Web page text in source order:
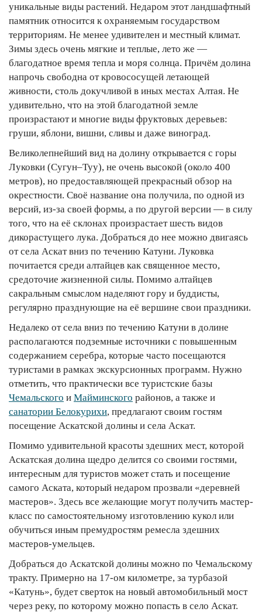
уникальные виды растений. Недаром этот ландшафтный
памятник относится к охраняемым государством
территориям. Не менее удивителен и местный климат.
Зимы здесь очень мягкие и теплые, лето же —
благодатное время тепла и моря солнца. Причём долина
напрочь свободна от кровососущей летающей
живности, столь докучливой в иных местах Алтая. Не
удивительно, что на этой благодатной земле
произрастают и многие виды фруктовых деревьев:
груши, яблони, вишни, сливы и даже виноград.
Великолепнейший вид на долину открывается с горы
Луковки (Сугун–Туу), не очень высокой (около 400
метров), но предоставляющей прекрасный обзор на
окрестности. Своё название она получила, по одной из
версий, из-за своей формы, а по другой версии — в силу
того, что на её склонах произрастает шесть видов
дикорастущего лука. Добраться до нее можно двигаясь
от села Аскат вниз по течению Катуни. Луковка
почитается среди алтайцев как священное место,
средоточие жизненной силы. Помимо алтайцев
сакральным смыслом наделяют гору и буддисты,
регулярно празднующие на её вершине свои праздники.
Недалеко от села вниз по течению Катуни в долине
располагаются подземные источники с повышенным
содержанием серебра, которые часто посещаются
туристами в рамках экскурсионных программ. Нужно
отметить, что практически все туристские базы
Чемальского и Майминского районов, а также и
санатории Белокурихи, предлагают своим гостям
посещение Аскатской долины и села Аскат.
Помимо удивительной красоты здешних мест, которой
Аскатская долина щедро делится со своими гостями,
интересным для туристов может стать и посещение
самого Аската, который недаром прозвали «деревней
мастеров». Здесь все желающие могут получить мастер-
класс по самостоятельному изготовлению кукол или
обучиться иным премудростям ремесла здешних
мастеров-умельцев.
Добраться до Аскатской долины можно по Чемальскому
тракту. Примерно на 17-ом километре, за турбазой
«Катунь», будет сверток на новый автомобильный мост
через реку, по которому можно попасть в село Аскат.